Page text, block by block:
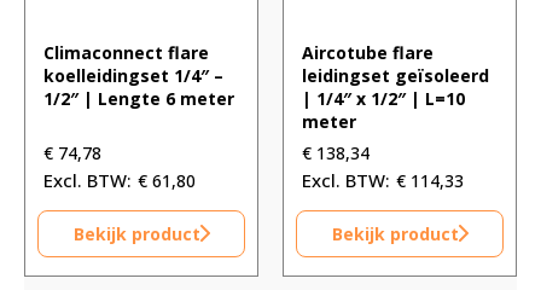
Climaconnect flare
koelleidingset 1/4″ –
1/2″ | Lengte 6 meter
€ 74,78
€ 61,80
Bekijk product
Aircotube flare
leidingset geïsoleerd
| 1/4″ x 1/2″ | L=10
meter
€ 138,34
€ 114,33
Bekijk product